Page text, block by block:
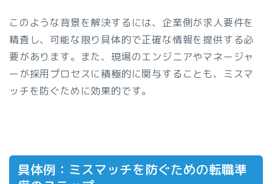
このような背景を解決するには、企業側が求人要件を
精査し、可能な限り具体的で正確な情報を提供する必
要があります。また、現場のエンジニアやマネージャ
ーが採用プロセスに積極的に関与することも、ミスマ
ッチを防ぐために効果的です。
具体例：ミスマッチを防ぐための転職準